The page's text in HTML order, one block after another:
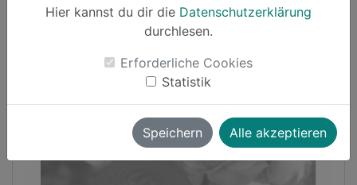
Hier kannst du dir die Datenschutzerklärung
durchlesen.
Erforderliche Cookies
Statistik
Speichern Alle akzeptieren
-25%